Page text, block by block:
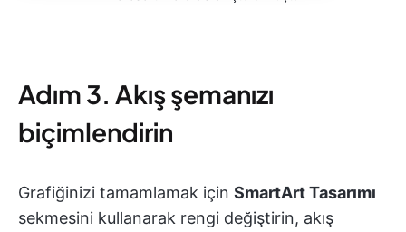
Adım 3. Akış şemanızı
biçimlendirin
Grafiğinizi tamamlamak için SmartArt Tasarımı
sekmesini kullanarak rengi değiştirin, akış